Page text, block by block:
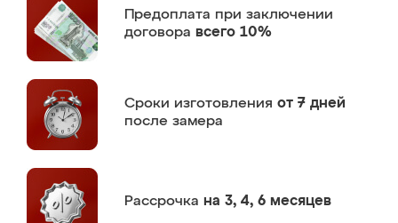
Предоплата при заключении
договора всего 10%
Сроки изготовления от 7 дней
после замера
Рассрочка на 3, 4, 6 месяцев